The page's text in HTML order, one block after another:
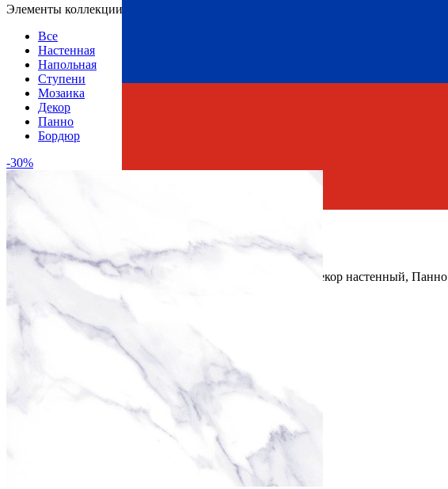
Страна производства
Коллекция
Скидка %
Материал Керамика
Настенная, Напольная, Бордюр настенный, Декор настенный, Панно
Имитация поверхности
ПоверхностьГлянцевая/Полированная
Цвет
Единица измер. коллекции
Элементы коллекции
Все
Настенная
Напольная
Ступени
Мозаика
Декор
Панно
Бордюр
-30%